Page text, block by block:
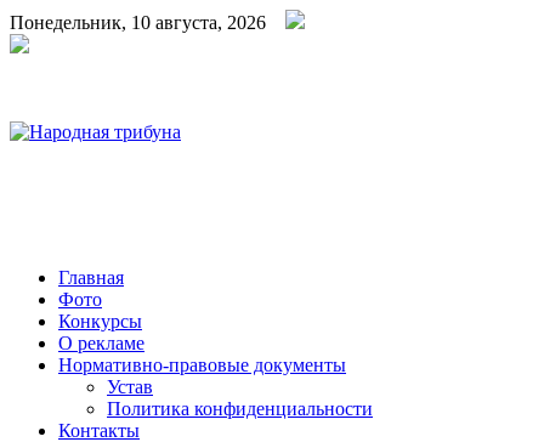
Понедельник, 10 августа, 2026
Главная
Фото
Конкурсы
О рекламе
Нормативно-правовые документы
Устав
Политика конфиденциальности
Контакты